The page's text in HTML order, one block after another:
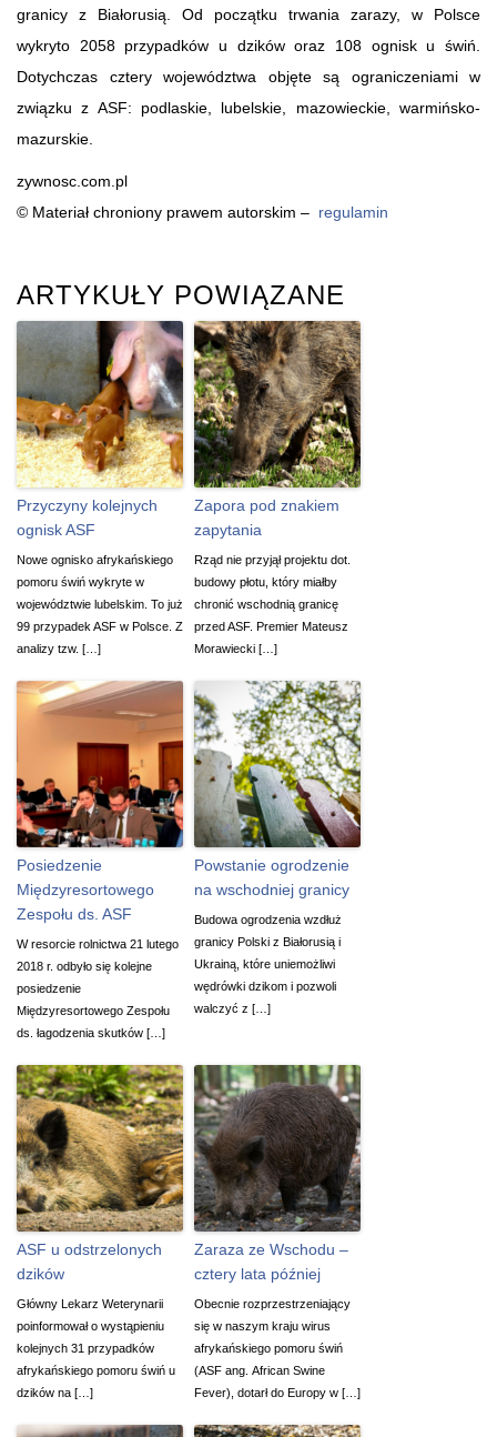
granicy z Białorusią. Od początku trwania zarazy, w Polsce
wykryto 2058 przypadków u dzików oraz 108 ognisk u świń.
Dotychczas cztery województwa objęte są ograniczeniami w
związku z ASF: podlaskie, lubelskie, mazowieckie, warmińsko-
mazurskie.
zywnosc.com.pl
© Materiał chroniony prawem autorskim – regulamin
ARTYKUŁY POWIĄZANE
Przyczyny kolejnych
ognisk ASF
Nowe ognisko afrykańskiego
pomoru świń wykryte w
województwie lubelskim. To już
99 przypadek ASF w Polsce. Z
analizy tzw. […]
Zapora pod znakiem
zapytania
Rząd nie przyjął projektu dot.
budowy płotu, który miałby
chronić wschodnią granicę
przed ASF. Premier Mateusz
Morawiecki […]
Posiedzenie
Międzyresortowego
Zespołu ds. ASF
W resorcie rolnictwa 21 lutego
2018 r. odbyło się kolejne
posiedzenie
Międzyresortowego Zespołu
ds. łagodzenia skutków […]
Powstanie ogrodzenie
na wschodniej granicy
Budowa ogrodzenia wzdłuż
granicy Polski z Białorusią i
Ukrainą, które uniemożliwi
wędrówki dzikom i pozwoli
walczyć z […]
ASF u odstrzelonych
dzików
Główny Lekarz Weterynarii
poinformował o wystąpieniu
kolejnych 31 przypadków
afrykańskiego pomoru świń u
dzików na […]
Zaraza ze Wschodu –
cztery lata później
Obecnie rozprzestrzeniający
się w naszym kraju wirus
afrykańskiego pomoru świń
(ASF ang. African Swine
Fever), dotarł do Europy w […]